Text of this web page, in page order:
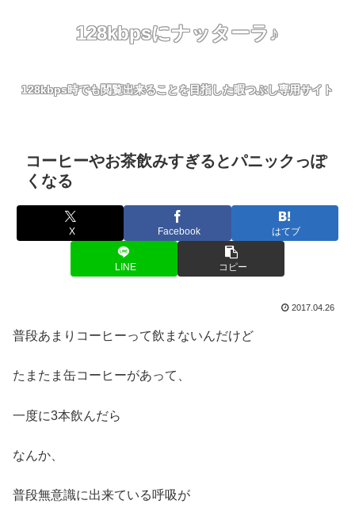
128kbpsにナッターラ♪
128kbps時でも閲覧出来ることを目指した暇つぶし専用サイト
コーヒーやお茶飲みすぎるとパニックっぽ
くなる
X Facebook はてブ
LINE コピー
2017.04.26
普段あまりコーヒーって飲まないんだけど
たまたま缶コーヒーがあって、
一度に3本飲んだら
なんか、
普段無意識に出来ている呼吸が